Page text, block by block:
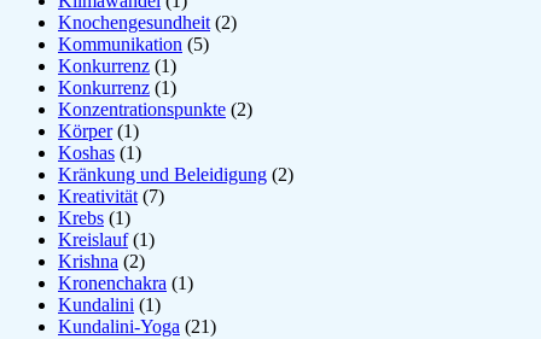
Knochengesundheit (2)
Kommunikation (5)
Konkurrenz (1)
Konkurrenz (1)
Konzentrationspunkte (2)
Körper(1)
Koshas (1)
Kränkung und Beleidigung (2)
Kreativität (7)
Krebs (1)
Kreislauf(1)
Krishna (2)
Kronenchakra (1)
Kundalini (1)
Kundalini-Yoga (21)